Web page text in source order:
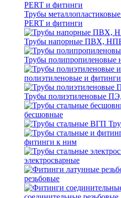
Трубы
PERT и фитинги
Трубы напорные ПВХ,
Трубы полипропиленовые
полиэтиленовые и
Трубы полиэтиленовые
бесшовные
фитинги к ним
электросварные
резьбовые